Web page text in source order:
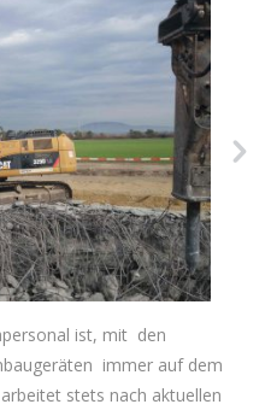
ist, mit den
immer auf dem
stets nach aktuellen